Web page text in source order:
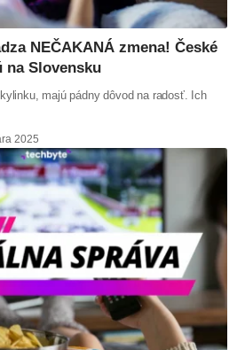
NEČAKANÁ zmena! České
na Slovensku
majú pádny dôvod na radosť. Ich
2025